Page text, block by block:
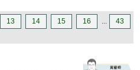
13 14 15 16 ... 43